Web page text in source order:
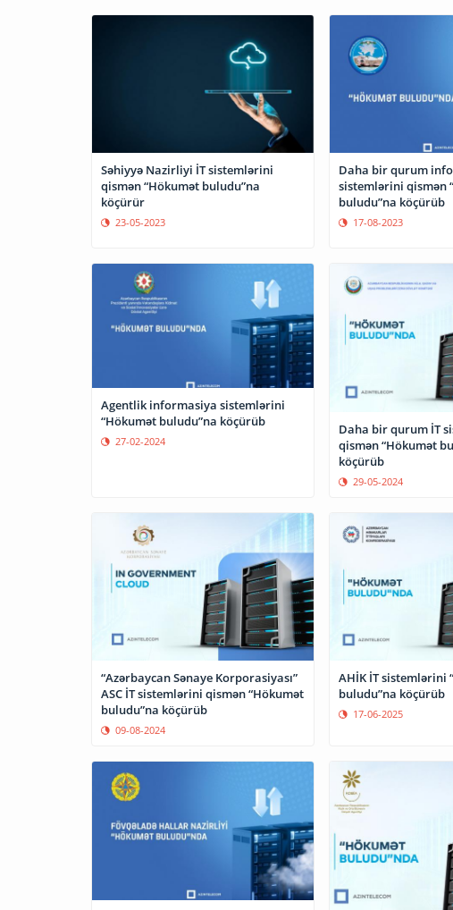
Səhiyyə Nazirliyi İT sistemlərini
qismən “Hökumət buludu”na
köçürür
23-05-2023
Daha bir qurum
sistemlərini qismən
buludu”na köçürüb
17-08-2023
Agentlik informasiya sistemlərini
“Hökumət buludu”na köçürüb
27-02-2024
Daha bir qurum İT
qismən “Hökumət
köçürüb
29-05-2024
“Azərbaycan Sənaye Korporasiyası”
ASC İT sistemlərini qismən “Hökumət
buludu”na köçürüb
09-08-2024
AHİK İT sistemlərini
buludu”na köçürüb
17-06-2025